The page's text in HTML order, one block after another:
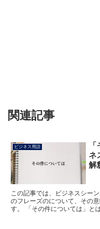
関連記事
ビジネス用語
ネ
解
この記事では、ビジネスシー
のフレーズのについて、その
す。 「その件については」と